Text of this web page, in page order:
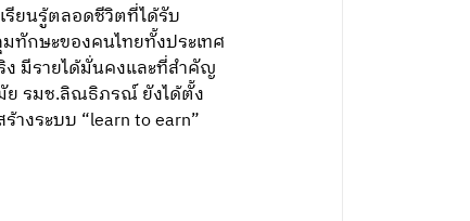
ยนรู้ตลอดชีวิตที่ได้รับ
ทักษะของคนไทยทั้งประเทศ
ง มีรายได้มั่นคงและที่สำคัญ
ย รมช.ลิณธิภรณ์ ยังได้ตั้ง
างระบบ “learn to earn”